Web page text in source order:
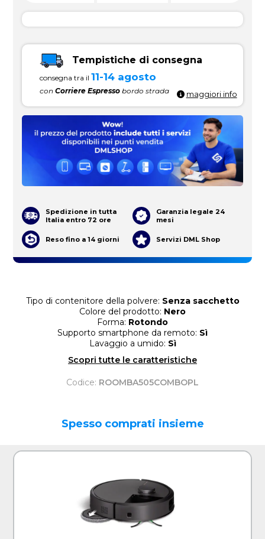
Tipo di contenitore della polvere: Senza sacchetto
Colore del prodotto: Nero
Forma: Rotondo
Supporto smartphone da remoto: Sì
Lavaggio a umido: Sì
Scopri tutte le caratteristiche
Codice: ROOMBA505COMBOPL
Tempistiche di consegna
consegna tra il 11-14 agosto
conCorriere Espresso bordo strada maggiori info
Spedizione in tutta
Italia entro 72 ore
Garanzia legale 24
mesi
Reso fino a 14 giorni Servizi DML Shop
Spesso comprati insieme